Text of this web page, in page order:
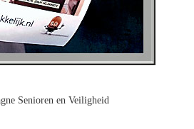
Senioren en Veiligheid